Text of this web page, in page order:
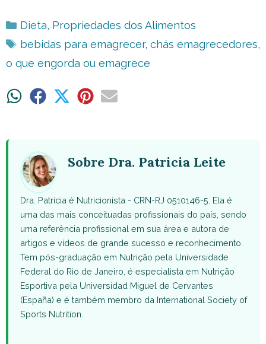
Categorias
Dieta, Propriedades dos Alimentos
Tags
bebidas para emagrecer, chás emagrecedores,
o que engorda ou emagrece
ShareShare ShareShareShare
Sobre Dra. Patricia Leite
Dra. Patricia é Nutricionista - CRN-RJ 0510146-5. Ela é
uma das mais conceituadas profissionais do país, sendo
uma referência profissional em sua área e autora de
artigos e vídeos de grande sucesso e reconhecimento.
Tem pós-graduação em Nutrição pela Universidade
Federal do Rio de Janeiro, é especialista em Nutrição
Esportiva pela Universidad Miguel de Cervantes
(España) e é também membro da International Society of
Sports Nutrition.